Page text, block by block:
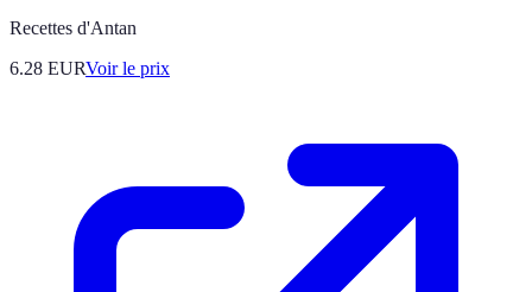
Recettes d'Antan
6.28 EURVoir le prix